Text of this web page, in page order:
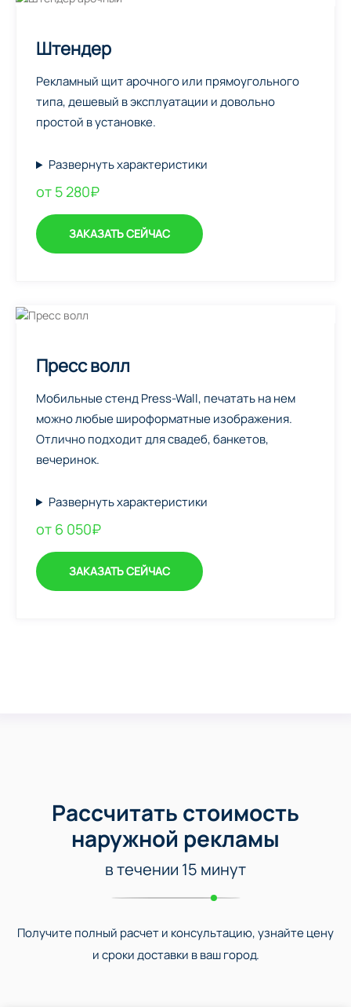
Штендер
Рекламный щит арочного или прямоугольного
типа, дешевый в эксплуатации и довольно
простой в установке.
Развернуть характеристики
от 5 280₽
ЗАКАЗАТЬ СЕЙЧАС
Пресс волл
Мобильные стенд Press-Wall, печатать на нем
можно любые широформатные изображения.
Отлично подходит для свадеб, банкетов,
вечеринок.
Развернуть характеристики
от 6 050₽
ЗАКАЗАТЬ СЕЙЧАС
Рассчитать стоимость
наружной рекламы
в течении 15 минут
Получите полный расчет и консультацию, узнайте цену
и сроки доставки в ваш город.